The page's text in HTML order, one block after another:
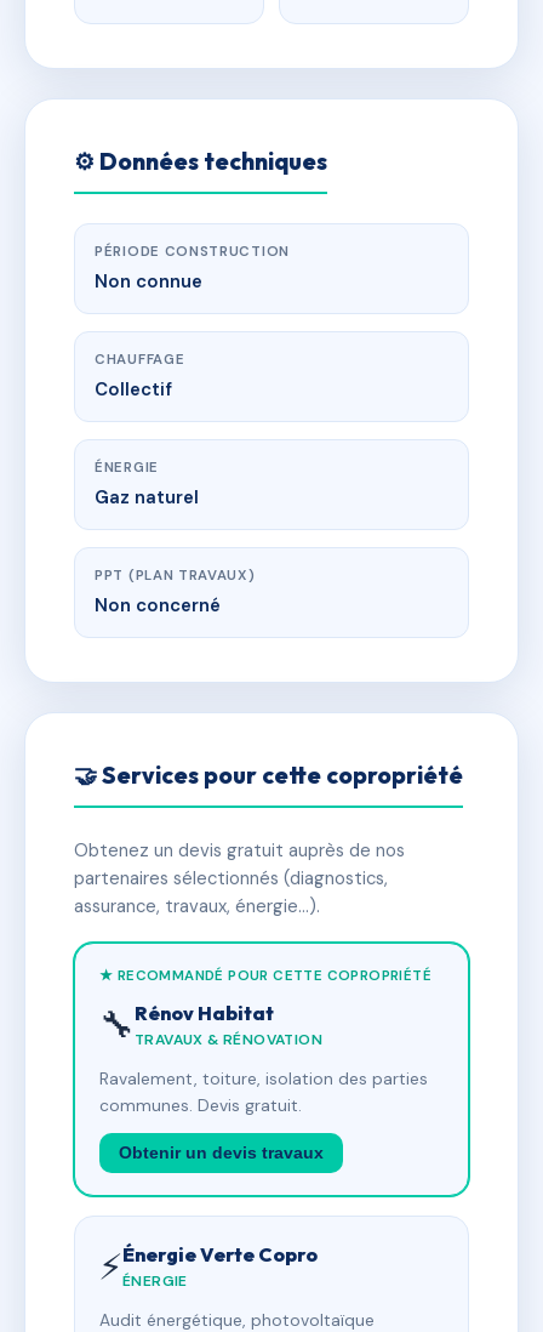
⚙️ Données techniques
PÉRIODE CONSTRUCTION
Non connue
CHAUFFAGE
Collectif
ÉNERGIE
Gaz naturel
PPT (PLAN TRAVAUX)
Non concerné
🤝 Services pour cette copropriété
Obtenez un devis gratuit auprès de nos
partenaires sélectionnés (diagnostics,
assurance, travaux, énergie…).
★ RECOMMANDÉ POUR CETTE COPROPRIÉTÉ
🔧 Rénov Habitat
TRAVAUX & RÉNOVATION
Ravalement, toiture, isolation des parties
communes. Devis gratuit.
Obtenir un devis travaux
⚡Énergie Verte Copro
ÉNERGIE
Audit énergétique, photovoltaïque